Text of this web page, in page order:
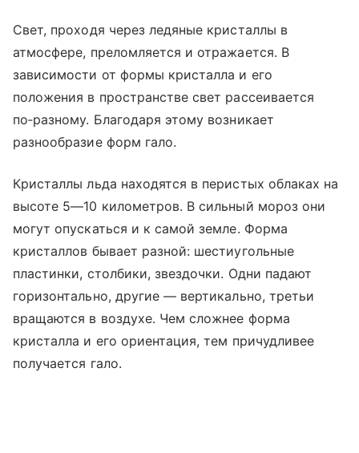
Свет, проходя через ледяные кристаллы в
атмосфере, преломляется и отражается. В
зависимости от формы кристалла и его
положения в пространстве свет рассеивается
по‑разному. Благодаря этому возникает
разнообразие форм гало.
Кристаллы льда находятся в перистых облаках на
высоте 5—10 километров. В сильный мороз они
могут опускаться и к самой земле. Форма
кристаллов бывает разной: шестиугольные
пластинки, столбики, звездочки. Одни падают
горизонтально, другие — вертикально, третьи
вращаются в воздухе. Чем сложнее форма
кристалла и его ориентация, тем причудливее
получается гало.